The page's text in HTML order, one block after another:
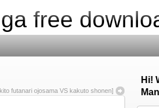
free
futanari ojosama VS kakuto shonen]
Hi!